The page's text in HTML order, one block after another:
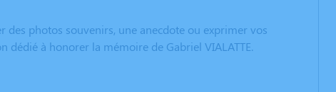
des photos souvenirs, une anecdote ou exprimer vos
dédié à honorer la mémoire de Gabriel VIALATTE.